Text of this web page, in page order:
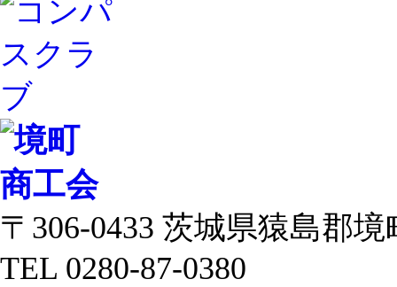
〒306-0433 茨城県猿島郡境
TEL 0280-87-0380